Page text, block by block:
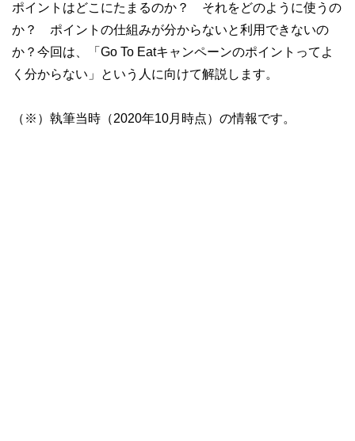
ポイントはどこにたまるのか？ それをどのように使うの
か？ ポイントの仕組みが分からないと利用できないの
か？今回は、「Go To Eatキャンペーンのポイントってよ
く分からない」という人に向けて解説します。
（※）執筆当時（2020年10月時点）の情報です。